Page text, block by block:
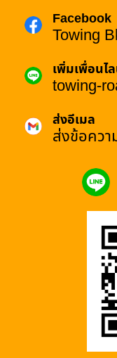
Facebook
Towing
เพิ่มเพื่อนไ
towing-
ส่งอีเมล
ส่งข้อควา